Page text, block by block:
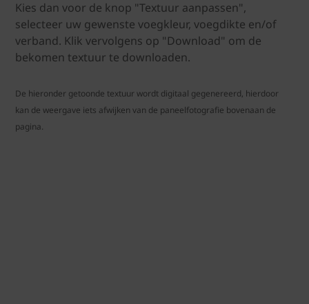
Kies dan voor de knop "Textuur aanpassen",
selecteer uw gewenste voegkleur, voegdikte en/of
verband. Klik vervolgens op "Download" om de
bekomen textuur te downloaden.
De hieronder getoonde textuur wordt digitaal gegenereerd, hierdoor
kan de weergave iets afwijken van de paneelfotografie bovenaan de
pagina.